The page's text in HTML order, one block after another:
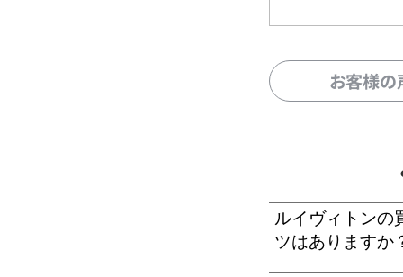
お客様
ルイヴィトンの
ツはありますか